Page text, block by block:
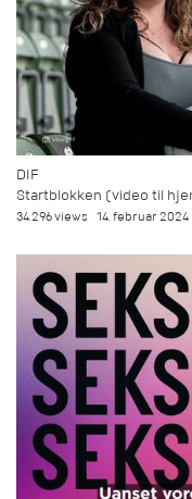
DIF
Startblokken (video til
34.296 views 14. februar 2024